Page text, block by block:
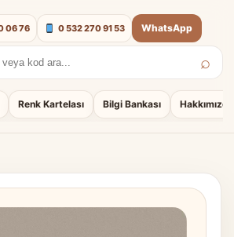
Renk Kartelası Bilgi Bankası Hakkımızda
⌕
06 76 0 532 270 91 53 WhatsApp